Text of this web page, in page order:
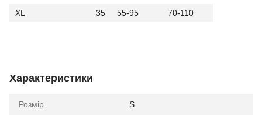
XL
35 55-95 70-110
Характеристики
Розмір S